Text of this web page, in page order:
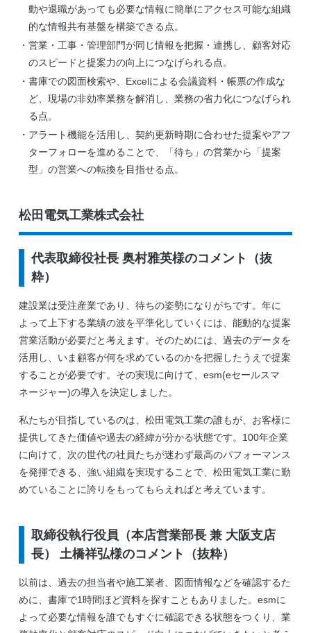
動や退職があっても必要な情報に簡単にアクセス可能な組織
的な情報共有基盤を構築できる点。
営業・工事・管理部門が同じ情報を把握・連携し、顧客対応
のスピードと提案力の向上につなげられる点。
書庫での図面検索や、Excelによる会議資料・帳票の作成な
ど、現場の非効率業務を解消し、業務の省力化につなげられ
る点。
アラート機能を活用し、契約更新時期に合わせた提案やアフ
ターフォローを進めることで、「待ち」の営業から「提案
型」の営業への転換を目指せる点。
松田電気工業株式会社
代表取締役社長 奥村雅英様のコメント（抜
粋）
建設業は受注産業であり、待ちの姿勢になりがちです。年に
よって上下する業績の波を平準化していくには、能動的な提案
営業活動が必要だと考えます。そのためには、過去のデータを
活用し、いま顧客が何を求めているのかを把握したうえで提案
することが必要です。その実現に向けて、esm(eセールスマ
ネージャー)の導入を決定しました。
私たちが目指しているのは、松田電気工業の誰もが、お客様に
提供してきた価値や過去の経緯が分かる状態です。100年企業
に向けて、次の世代の社員たちが迷わず最高のパフォーマンス
を発揮できる、強い組織を実現することで、松田電気工業に勤
めていることに誇りをもってもらえればと考えています。
取締役執行役員（本店営業部長 兼 大阪支店
長） 土橋祥弘様のコメント（抜粋）
以前は、過去の担当者や施工業者、図面情報などを確認するた
めに、書庫で1時間ほど資料を探すこともありました。esmに
よって必要な情報を誰でもすぐに確認できる状態をつくり、業